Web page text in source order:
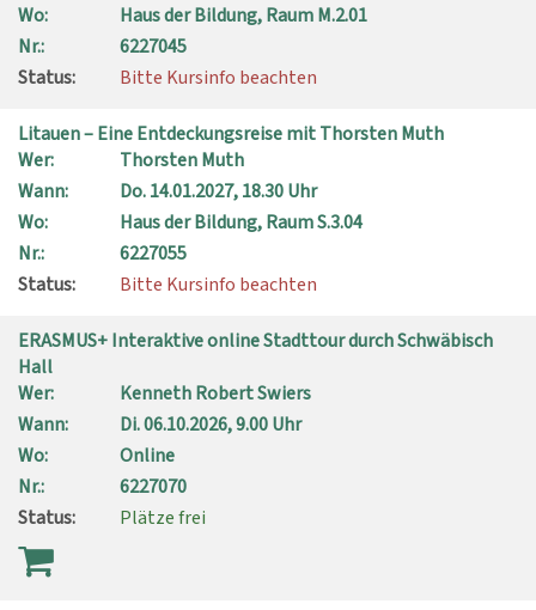
Wo:
Haus der Bildung, Raum M.2.01
Nr.:
6227045
Status:
Bitte Kursinfo beachten
Litauen – Eine Entdeckungsreise mit Thorsten Muth
Wer:
Thorsten Muth
Wann:
Do.14.01.2027, 18.30 Uhr
Wo:
Haus der Bildung, Raum S.3.04
Nr.:
6227055
Status:
Bitte Kursinfo beachten
ERASMUS+ Interaktive online Stadttour durch Schwäbisch
Hall
Wer:
Kenneth Robert Swiers
Wann:
Di.06.10.2026, 9.00 Uhr
Wo:
Online
Nr.:
6227070
Status:
Plätze frei